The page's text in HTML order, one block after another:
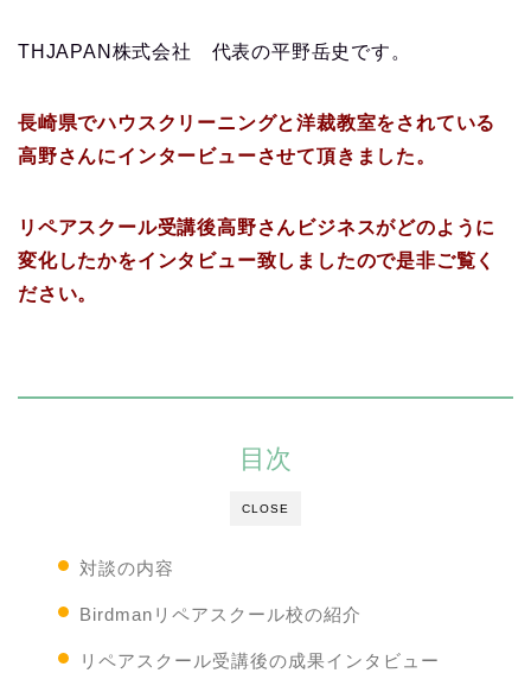
THJAPAN株式会社 代表の平野岳史です。
長崎県でハウスクリーニングと洋裁教室をされている
高野さんにインタービューさせて頂きました。
リペアスクール受講後高野さんビジネスがどのように
変化したかをインタビュー致しましたので是非ご覧く
ださい。
CLOSE
目次
対談の内容
Birdmanリペアスクール校の紹介
リペアスクール受講後の成果インタビュー